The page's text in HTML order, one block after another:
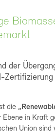
der
Zertifizierung
die
Ebene in Kraft
Union